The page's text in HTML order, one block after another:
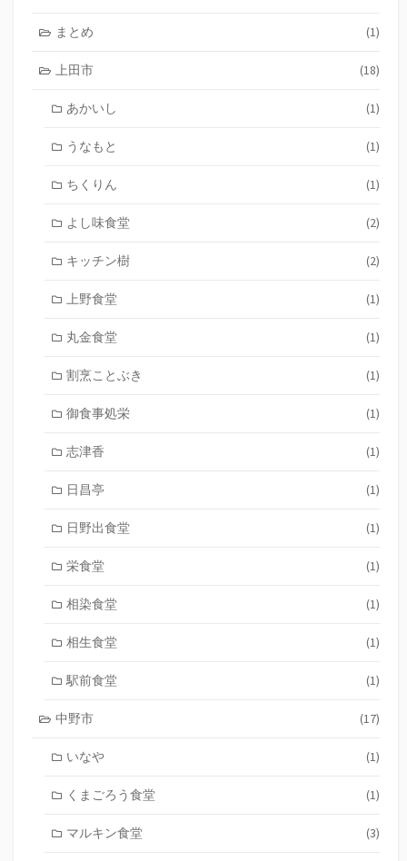
まとめ (1)
上田市 (18)
あかいし (1)
うなもと (1)
ちくりん (1)
よし味食堂 (2)
キッチン樹 (2)
上野食堂 (1)
丸金食堂 (1)
割烹ことぶき (1)
御食事処栄 (1)
志津香 (1)
日昌亭 (1)
日野出食堂 (1)
栄食堂 (1)
相染食堂 (1)
相生食堂 (1)
駅前食堂 (1)
中野市 (17)
いなや (1)
くまごろう食堂 (1)
マルキン食堂 (3)